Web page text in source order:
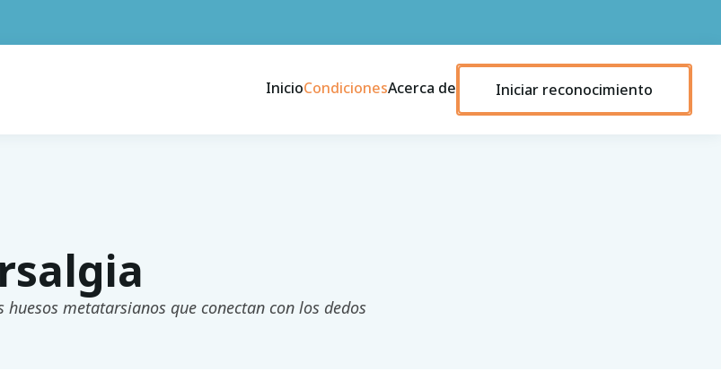
InicioCondicionesAcerca de Iniciar reconocimiento
huesos metatarsianos que conectan con los dedos